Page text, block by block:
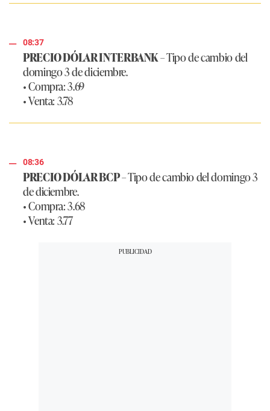
08:37
PRECIO DÓLAR INTERBANK– Tipo de cambio del
domingo 3 de diciembre.
• Compra: 3.69
• Venta: 3.78
08:36
PRECIO DÓLAR BCP– Tipo de cambio del domingo 3
de diciembre.
• Compra: 3.68
• Venta: 3.77